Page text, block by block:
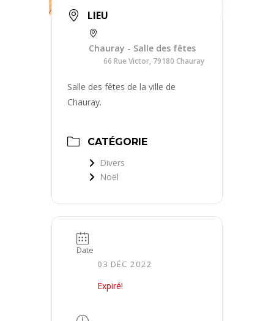
LIEU
Chauray - Salle des fêtes
66 Rue Victor, 79180 Chauray
Salle des fêtes de la ville de
Chauray.
CATÉGORIE
Divers
Noël
Date
03 DÉC 2022
Expiré!